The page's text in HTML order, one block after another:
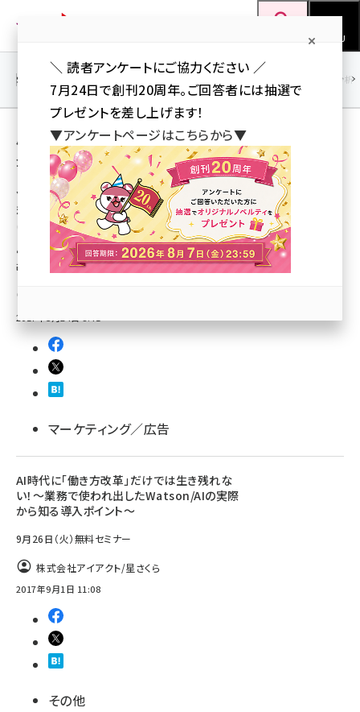
ン
MENU
seo (3523)
ai (2804)
youtube (2429)
note (2312)
z世代 (1622)
meo (1275)
SEO アクセス解析／データ分析
用語「働き方改革」 が使われている記事の一覧
全 17 記事中 1 ～ 17 を表示中
ソフトバンク・テクノロジー、チャットボットを
利用したBtoB営業支援ツール開発、7月提供
に向け自社で先行導入
営業支援ツールは、営業生産性向上のため自社に導入後、製品化に向けて
改良
2017年5月24日 8:41
マーケティング／広告
AI時代に「働き方改革」だけでは生き残れな
い！～業務で使われ出したWatson/AIの実際
から知る導入ポイント～
9月26日（火）無料セミナー
株式会社アイアクト/星さくら
2017年9月1日 11:08
その他
＼ 読者アンケートにご協力ください ／
7月24日で創刊20周年。ご回答者には抽選で
プレゼントを差し上げます！
▼アンケートページはこちらから▼